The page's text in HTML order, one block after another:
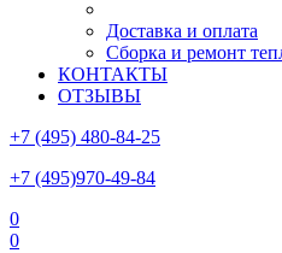
Доставка и оплата
Сборка и ремонт
КОНТАКТЫ
ОТЗЫВЫ
+7 (495) 480-84-25
+7 (495)970-49-84
0
0